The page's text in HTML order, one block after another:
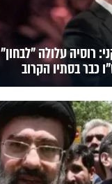
רוסיה עלולה "לבחון"
כבר בסתיו הקרוב